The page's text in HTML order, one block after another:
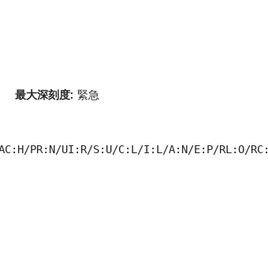
最大深刻度 緊急
PR:N/UI:R/S:U/C:L/I:L/A:N/E:P/RL:O/
metrics: 4.2 / Temporal score metrics: 3.8